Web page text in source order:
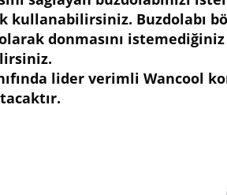
kullanabilirsiniz. Buzdolabı
donmasını
lider verimli Wancool